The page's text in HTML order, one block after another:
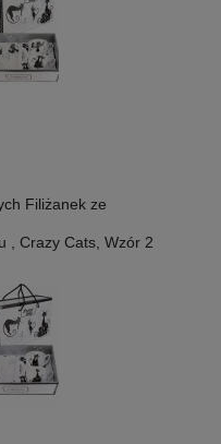
Filiżanek ze
, Crazy Cats, Wzór 2